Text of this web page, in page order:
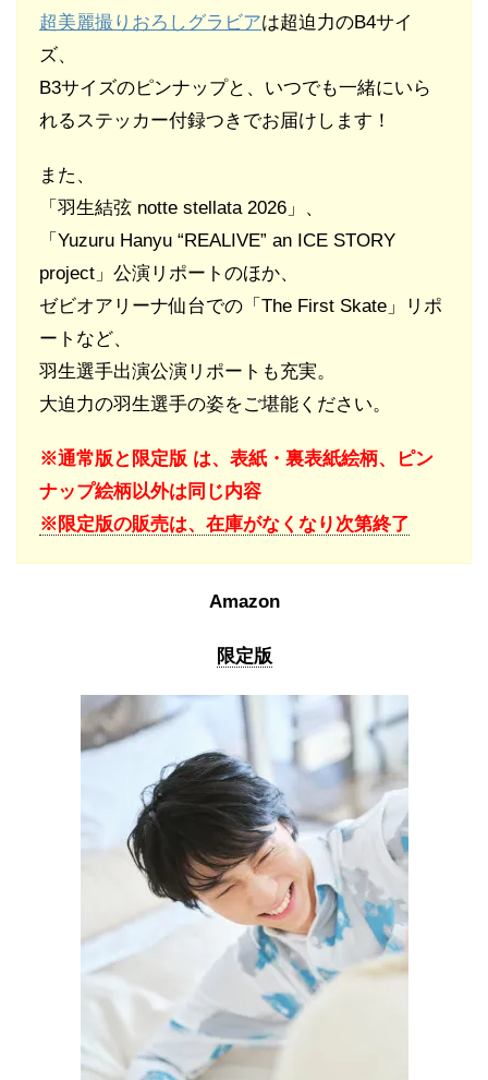
超美麗撮りおろしグラビアは超迫力のB4サイ
ズ、
B3サイズのピンナップと、いつでも一緒にいら
れるステッカー付録つきでお届けします！
また、
「羽生結弦 notte stellata 2026」、
「Yuzuru Hanyu “REALIVE” an ICE STORY
project」公演リポートのほか、
ゼビオアリーナ仙台での「The First Skate」リポ
ートなど、
羽生選手出演公演リポートも充実。
大迫力の羽生選手の姿をご堪能ください。
※通常版と限定版 は、表紙・裏表紙絵柄、ピン
ナップ絵柄以外は同じ内容
※限定版の販売は、在庫がなくなり次第終了
Amazon
限定版